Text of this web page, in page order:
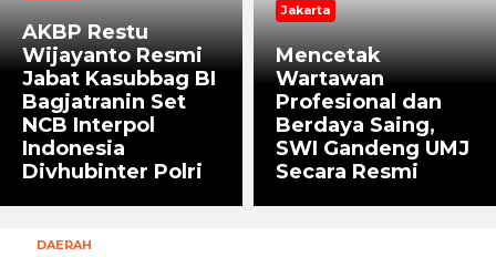
AKBP Restu
Wijayanto Resmi
Jabat Kasubbag BI
Bagjatranin Set
NCB Interpol
Indonesia
Divhubinter Polri
Jakarta
Mencetak
Wartawan
Profesional dan
Berdaya Saing,
SWI Gandeng UMJ
Secara Resmi
DAERAH